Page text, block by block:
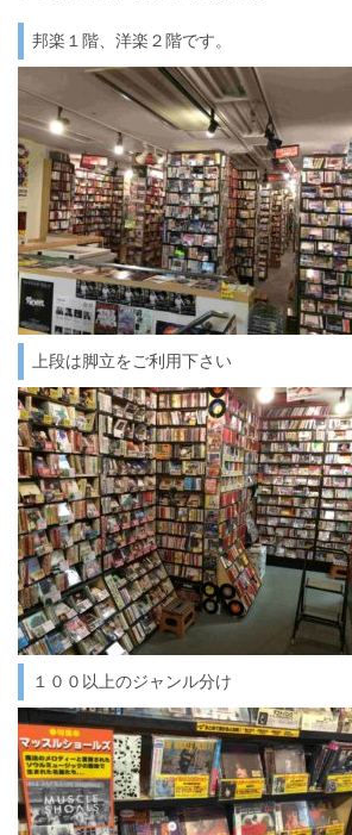
邦楽１階、洋楽２階です。
上段は脚立をご利用下さい
１００以上のジャンル分け